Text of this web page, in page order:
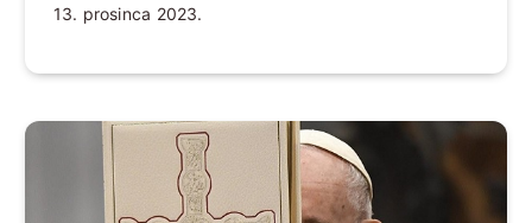
13. prosinca 2023.